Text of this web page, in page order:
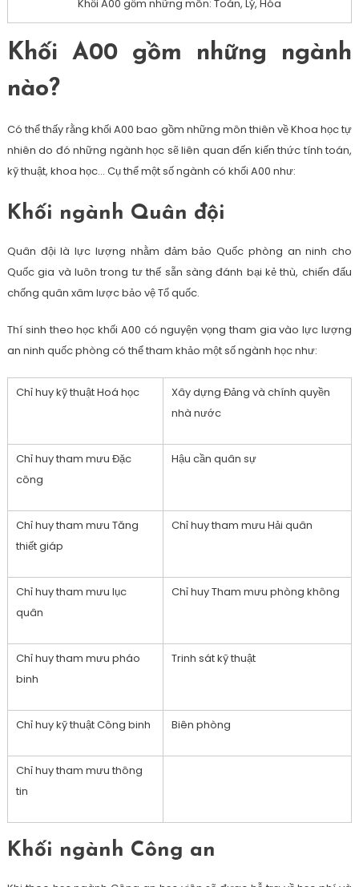
Khối A00 gồm những môn: Toán, Lý, Hóa
Khối A00 gồm những ngành
nào?
Có thể thấy rằng khối A00 bao gồm những môn thiên về Khoa học tự
nhiên do đó những ngành học sẽ liên quan đến kiến thức tính toán,
kỹ thuật, khoa học… Cụ thể một số ngành có khối A00 như:
Khối ngành Quân đội
Quân đội là lực lượng nhằm đảm bảo Quốc phòng an ninh cho
Quốc gia và luôn trong tư thế sẵn sàng đánh bại kẻ thù, chiến đấu
chống quân xâm lược bảo vệ Tổ quốc.
Thí sinh theo học khối A00 có nguyện vọng tham gia vào lực lượng
an ninh quốc phòng có thể tham khảo một số ngành học như:
Chỉ huy kỹ thuật Hoá học
Xây dựng Đảng và chính quyền
nhà nước
Chỉ huy tham mưu Đặc
công
Hậu cần quân sự
Chỉ huy tham mưu Tăng
thiết giáp
Chỉ huy tham mưu Hải quân
Chỉ huy tham mưu lục
quân
Chỉ huy Tham mưu phòng không
Chỉ huy tham mưu pháo
binh
Trinh sát kỹ thuật
Chỉ huy kỹ thuật Công binh Biên phòng
Chỉ huy tham mưu thông
tin
Khối ngành Công an